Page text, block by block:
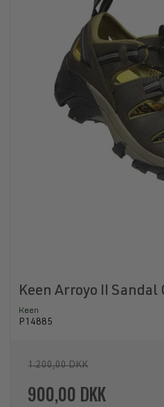
Keen Arroyo II Sandal
Keen
P14885
1.200,00 DKK
900,00 DKK